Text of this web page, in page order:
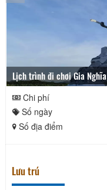
Lịch trình đi chơi Gia Nghĩa
Chi phí
Số ngày
Số địa điểm
Lưu trú